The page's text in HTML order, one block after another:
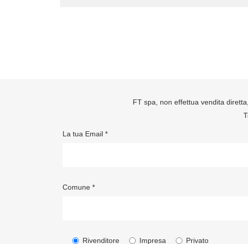
FT spa, non effettua vendita
La tua Email *
Comune *
Rivenditore Impresa Privato